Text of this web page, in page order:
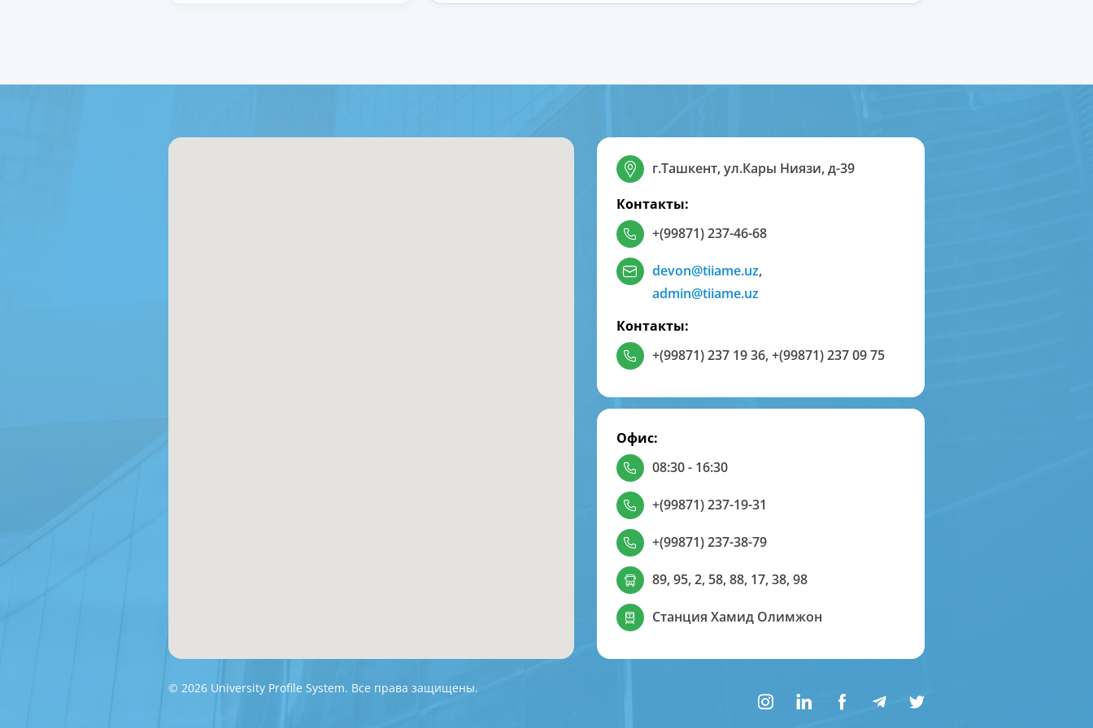
г.Ташкент, ул.Кары Ниязи, д-39
Контакты:
+(99871) 237-46-68
devon@tiiame.uz,
admin@tiiame.uz
Контакты:
+(99871) 237 19 36,+(99871) 237 09 75
Офис:
08:30 - 16:30
+(99871) 237-19-31
+(99871) 237-38-79
89, 95, 2, 58, 88, 17, 38, 98
Станция Хамид Олимжон
© 2026 University Profile System. Все права защищены.